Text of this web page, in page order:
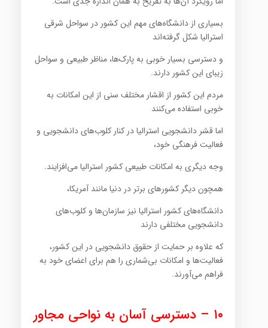
بسیاری از دانشگاه‌های مهم این کشور در سواحل شرقی
استرالیا شکل گرفته‌اند
و دسترسی بسیار خوبی به پارک‌ها، مناظر طبیعی و سواحل
زیبای این کشور دارند.
مردم این کشور از اقشار مختلف سنی از این امکانات به
خوبی استفاده می‌کنند
اما قشر دانشجویی استرالیا در کنار کلوب‌های دانشجویی و
فعالیت فرهنگی خود،
وجه دیگری به امکانات طبیعی کشور استرالیا می‌افزایند.
همچون دیگر کشورهای برتر در دنیا مانند آمریکا،
دانشگاه‌های کشور استرالیا نیز سازمان‌ها و کلوب‌های
دانشجویی مختلفی دارند
که علاوه بر حمایت از حقوق دانشجویی در این کشور،
فعالیت‌ها و امکانات بی‌شماری را هم برای اعضای خود به
فراهم می‌آورند.
۱۰ –
دسترسی آسان به نواحی مجاور